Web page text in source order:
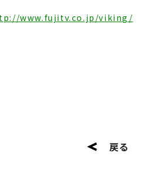
www.fujitv.co.jp/viking/
戻る